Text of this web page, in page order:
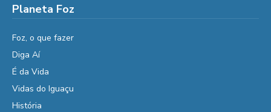
Planeta Foz
Foz, o que fazer
Diga Aí
É da Vida
Vidas do Iguaçu
História